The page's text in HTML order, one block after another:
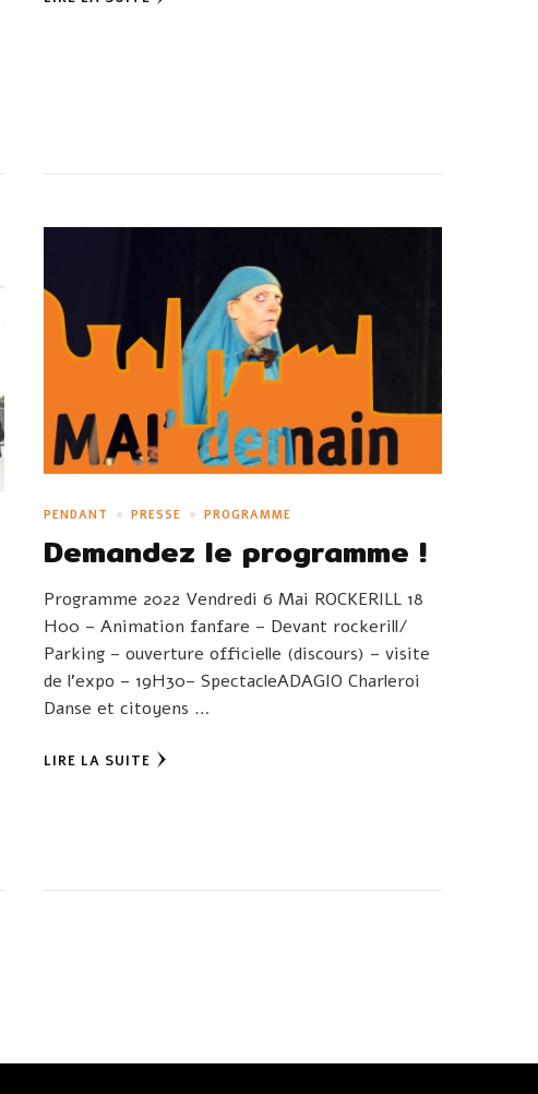
PENDANT PRESSE PROGRAMME
Demandez le programme !
Programme 2022 Vendredi 6 Mai ROCKERILL 18
H00 – Animation fanfare – Devant rockerill/
Parking – ouverture officielle (discours) – visite
de l’expo – 19H30– SpectacleADAGIO Charleroi
Danse et citoyens …
LIRE LA SUITE